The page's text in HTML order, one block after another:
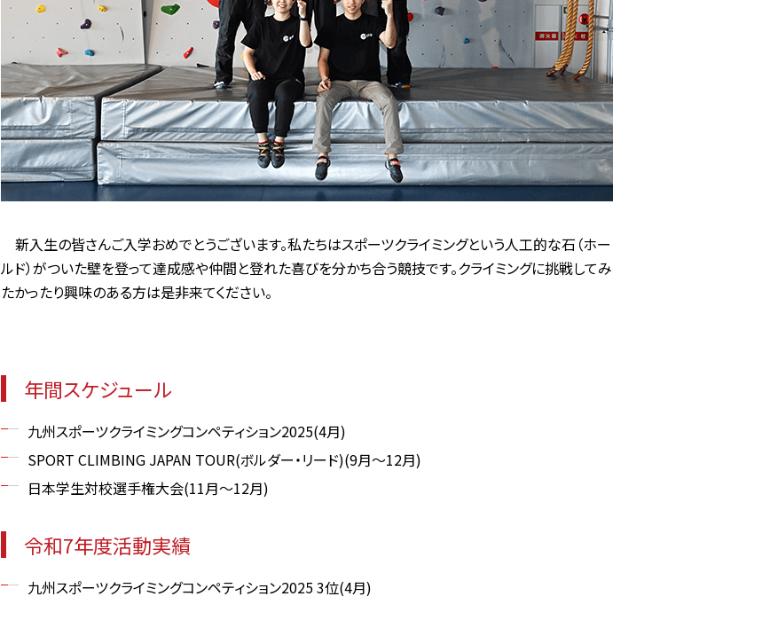
新入生の皆さんご入学おめでとうございます。私たちはスポーツクライミングという人工的な石（ホー
ルド）がついた壁を登って達成感や仲間と登れた喜びを分かち合う競技です。クライミングに挑戦してみ
たかったり興味のある方は是非来てください。
年間スケジュール
九州スポーツクライミングコンペティション2025(4月)
SPORT CLIMBING JAPAN TOUR(ボルダー・リード)(9月～12月)
日本学生対校選手権大会(11月～12月)
令和7年度活動実績
九州スポーツクライミングコンペティション2025 3位(4月)